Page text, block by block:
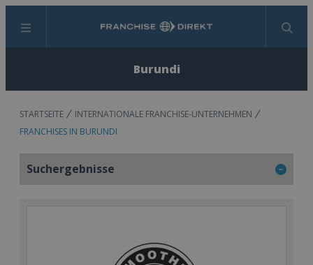
Menü Suchen
Burundi
STARTSEITE
INTERNATIONALE FRANCHISE-UNTERNEHMEN
FRANCHISES IN BURUNDI
Suchergebnisse